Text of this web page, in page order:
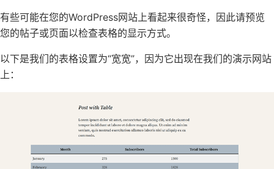
有些可能在您的WordPress网站上看起来很奇怪，因此请预览
您的帖子或页面以检查表格的显示方式。
以下是我们的表格设置为“宽宽”，因为它出现在我们的演示网站
上：